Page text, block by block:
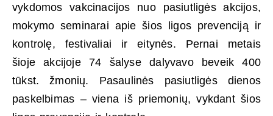
vykdomos vakcinacijos nuo pasiutligės akcijos,
mokymo seminarai apie šios ligos prevenciją ir
kontrolę, festivaliai ir eitynės. Pernai metais
šioje akcijoje 74 šalyse dalyvavo beveik 400
tūkst. žmonių. Pasaulinės pasiutligės dienos
paskelbimas – viena iš priemonių, vykdant šios